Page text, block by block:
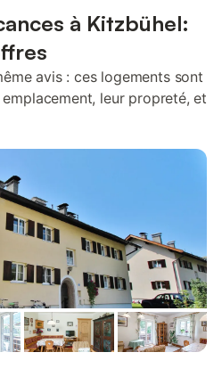
à Kitzbühel:
avis : ces logements sont
leur propreté, et